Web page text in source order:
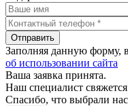
Отправить
Заполняя данную форму,
об использовании сайта
Ваша заявка принята.
Наш специалист
Спасибо, что выбрали